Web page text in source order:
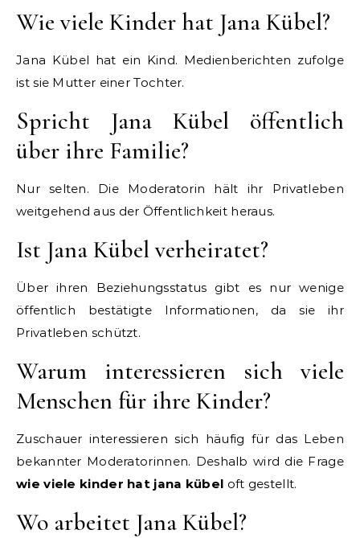
Wie viele Kinder hat Jana Kübel?
Jana Kübel hat ein Kind. Medienberichten zufolge
ist sie Mutter einer Tochter.
Spricht Jana Kübel öffentlich
über ihre Familie?
Nur selten. Die Moderatorin hält ihr Privatleben
weitgehend aus der Öffentlichkeit heraus.
Ist Jana Kübel verheiratet?
Über ihren Beziehungsstatus gibt es nur wenige
öffentlich bestätigte Informationen, da sie ihr
Privatleben schützt.
Warum interessieren sich viele
Menschen für ihre Kinder?
Zuschauer interessieren sich häufig für das Leben
bekannter Moderatorinnen. Deshalb wird die Frage
wie viele kinder hat jana kübel oft gestellt.
Wo arbeitet Jana Kübel?